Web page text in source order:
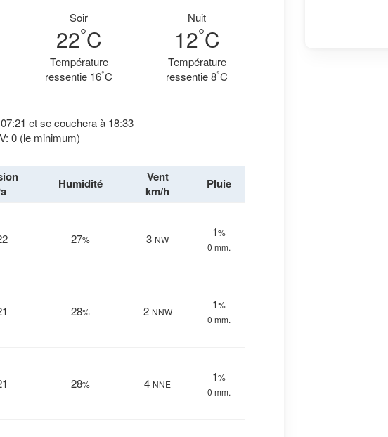
Soir
22°C
Température
ressentie 16°C
Nuit
12°C
Température
ressentie 8°C
et se couchera à 18:33
0 (le minimum)
Humidité
Vent
km/h
Pluie
27% 3 NW
1%
0 mm.
28% 2 NNW
1%
0 mm.
28% 4 NNE
1%
0 mm.